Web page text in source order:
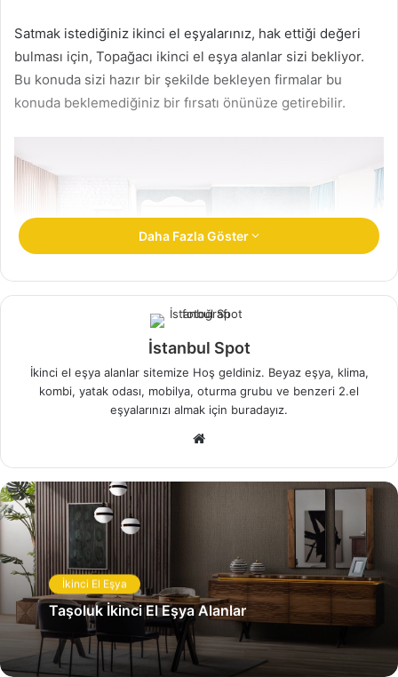
Satmak istediğiniz ikinci el eşyalarınız, hak ettiği değeri
bulması için, Topağacı ikinci el eşya alanlar sizi bekliyor.
Bu konuda sizi hazır bir şekilde bekleyen firmalar bu
konuda beklemediğiniz bir fırsatı önünüze getirebilir.
Topağacı İkinci El Eşya Alanlar Ümraniye
Yeni model eşyalar alarak eşyalarınızı yenileyebilir, eski
eşyalarınız dan aldığınız parayı ön ödeme olarak
kullanabilirsiniz. Elden çıkardığınız ve hemen paraya
dönüşebilecek eşyalarınız gerçek manada bir fırsat yaratıp
size para kazandırabilir.
İlgili Makaleler
Mehmet Nesih Özmen İkinci El Eşya
Alanlar
Çiğdem Mahallesi İkinci El Eşya Alanlar
Daha Fazla Göster
İstanbul Spot
İkinci el eşya alanlar sitemize Hoş geldiniz. Beyaz eşya, klima,
kombi, yatak odası, mobilya, oturma grubu ve benzeri 2.el
eşyalarınızı almak için buradayız.
Web
İkinci El Eşya
Taşoluk İkinci El Eşya Alanlar